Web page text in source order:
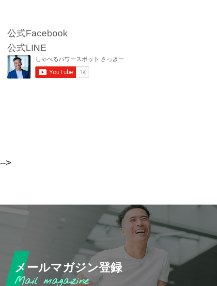
公式Facebook
公式LINE
-->
メールマガジン登録